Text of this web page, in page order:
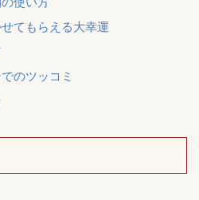
てもらえる大幸運
のツッコミ